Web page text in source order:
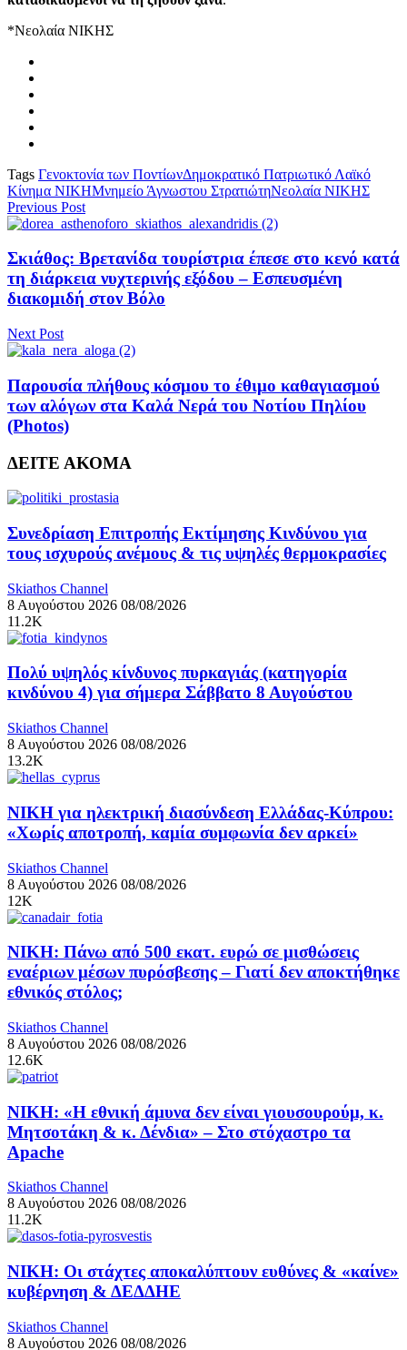
*Νεολαία ΝΙΚΗΣ
Tags Γενοκτονία των ΠοντίωνΔημοκρατικό Πατριωτικό Λαϊκό
Κίνημα ΝΙΚΗΜνημείο Άγνωστου ΣτρατιώτηΝεολαία ΝΙΚΗΣ
Previous Post
Σκιάθος: Βρετανίδα τουρίστρια έπεσε στο κενό κατά
τη διάρκεια νυχτερινής εξόδου – Εσπευσμένη
διακομιδή στον Βόλο
Next Post
Παρουσία πλήθους κόσμου το έθιμο καθαγιασμού
των αλόγων στα Καλά Νερά του Νοτίου Πηλίου
(Photos)
ΔΕΙΤΕ ΑΚΟΜΑ
Συνεδρίαση Επιτροπής Εκτίμησης Κινδύνου για
τους ισχυρούς ανέμους & τις υψηλές θερμοκρασίες
Skiathos Channel
8 Αυγούστου 2026 08/08/2026
11.2K
Πολύ υψηλός κίνδυνος πυρκαγιάς (κατηγορία
κινδύνου 4) για σήμερα Σάββατο 8 Αυγούστου
Skiathos Channel
8 Αυγούστου 2026 08/08/2026
13.2K
ΝΙΚΗ για ηλεκτρική διασύνδεση Ελλάδας-Κύπρου:
«Χωρίς αποτροπή, καμία συμφωνία δεν αρκεί»
Skiathos Channel
8 Αυγούστου 2026 08/08/2026
12K
ΝΙΚΗ: Πάνω από 500 εκατ. ευρώ σε μισθώσεις
εναέριων μέσων πυρόσβεσης – Γιατί δεν αποκτήθηκε
εθνικός στόλος;
Skiathos Channel
8 Αυγούστου 2026 08/08/2026
12.6K
ΝΙΚΗ: «Η εθνική άμυνα δεν είναι γιουσουρούμ, κ.
Μητσοτάκη & κ. Δένδια» – Στο στόχαστρο τα
Apache
Skiathos Channel
8 Αυγούστου 2026 08/08/2026
11.2K
ΝΙΚΗ: Οι στάχτες αποκαλύπτουν ευθύνες & «καίνε»
κυβέρνηση & ΔΕΔΔΗΕ
Skiathos Channel
8 Αυγούστου 2026 08/08/2026